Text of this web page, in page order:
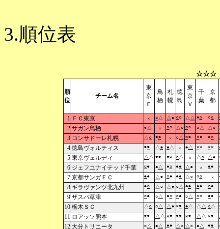
3.順位表
☆☆☆
順
位
チーム名
東
京
Ｆ
鳥
栖
札
幌
徳
島
東
京
Ｖ
千
葉
京
都
1 ＦＣ東京 × ○△ △ ● ○○ △ △ ●○ ○○
2 サガン鳥栖 ●△ × ○○ △○ ○○ ○△ △○
3 コンサドーレ札幌 △○ ●● × ○△ ○● ○● ●○
4 徳島ヴォルティス ●● △ ● ● △ × ● △ ○○ ○○
5 東京ヴェルディ △ △ ●● ●○ ○△ × △○ △ ●
6 ジェフユナイテッド千葉 ○● ● △ ●○ ●● △ ● × ●●
7 京都サンガＦＣ ●● △ ● ○● ●● △○ ○○ ×
8 ギラヴァンツ北九州 ●○ △ ○ △ ● ○△ ●● ●● ○●
9 ザスパ草津 ○● ○△ ●○ ○● ○△ ○○ ●●
10 栃木ＳＣ △ ○ ○△ △ ● ○● ● △ △ △ ○△
11 ロアッソ熊本 ●● △ △ ○● ●● ○● △ △ ○●
12 大分トリニータ ○△ ● △ ●● △ ○ △ ○ ● △ ●●